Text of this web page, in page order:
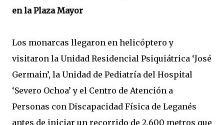
en la Plaza Mayor
Los monarcas llegaron en helicóptero y
visitaron la Unidad Residencial Psiquiátrica ‘José
Germain’, la Unidad de Pediatría del Hospital
‘Severo Ochoa’ y el Centro de Atención a
Personas con Discapacidad Física de Leganés
antes de iniciar un recorrido de 2.600 metros que